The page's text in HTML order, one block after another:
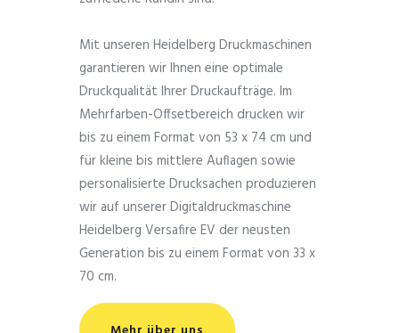
Mit unseren Heidelberg Druckmaschinen
garantieren wir Ihnen eine optimale
Druckqualität Ihrer Druckaufträge. Im
Mehrfarben-Offsetbereich drucken wir
bis zu einem Format von 53 x 74 cm und
für kleine bis mittlere Auflagen sowie
personalisierte Drucksachen produzieren
wir auf unserer Digitaldruckmaschine
Heidelberg Versafire EV der neusten
Generation bis zu einem Format von 33 x
70 cm.